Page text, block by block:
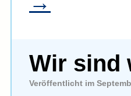
Wir sind
Veröffentlicht im